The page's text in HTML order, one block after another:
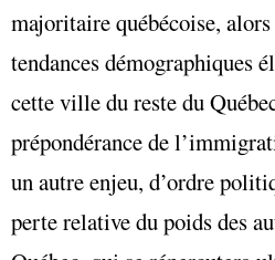
majoritaire québécoise,
tendances démographiques
cette ville du reste du
prépondérance de
un autre enjeu, d’ordre
perte relative du poids des